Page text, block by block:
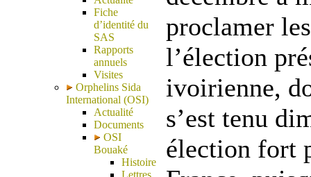
Fiche
d’identité du
SAS
Rapports
annuels
Visites
Orphelins Sida
International (OSI)
Actualité
Documents
OSI
Bouaké
Histoire
Lettres
proclamer
l’élection
ivoirienne,
s’est tenu
élection fort